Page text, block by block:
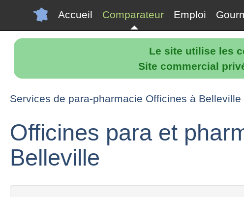
Le site utilise les
Site commercial
Accueil Comparateur Emploi
Services de para-pharmacie Officines à Belleville
Officines para et
Belleville